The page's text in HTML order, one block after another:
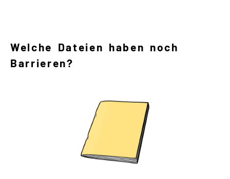
Welche Dateien haben noch
Barrieren?